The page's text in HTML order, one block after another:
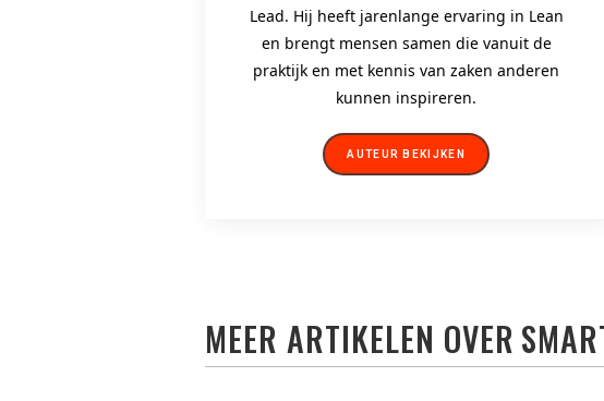
Lead. Hij heeft jarenlange ervaring in Lean
en brengt mensen samen die vanuit de
praktijk en met kennis van zaken anderen
kunnen inspireren.
AUTEUR BEKIJKEN
MEER ARTIKELEN OVER